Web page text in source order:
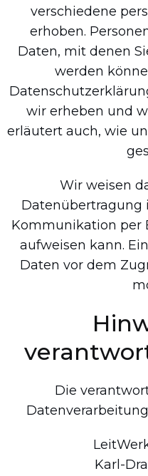
verschiedene
erhoben.
Daten, mit denen
werden
wir erheben und
erläutert auch, wie
Wir weisen
Datenübertragung
Kommunikation per
aufweisen kann.
Daten vor dem
Die
Karl-